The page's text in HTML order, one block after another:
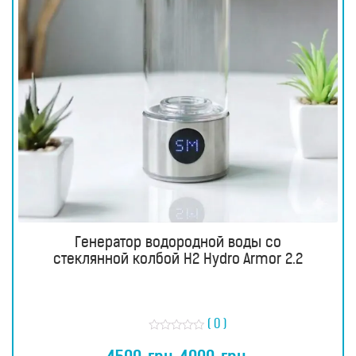
Генератор водородной воды со
стеклянной колбой H2 Hydro Armor 2.2
ц
( 0 )